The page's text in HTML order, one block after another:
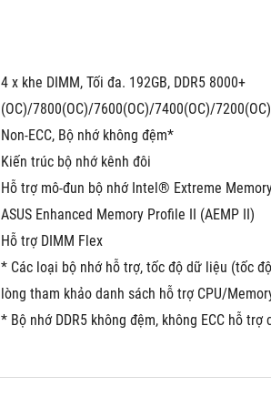
4 x khe DIMM, Tối đa. 192GB, DDR5 8000+
(OC)/7800(OC)/7600(OC)/7400(OC)/
Non-ECC, Bộ nhớ không đệm*
Kiến trúc bộ nhớ kênh đôi
Hỗ trợ mô-đun bộ nhớ Intel® Extreme Memory
ASUS Enhanced Memory Profile II (AEMP II)
Hỗ trợ DIMM Flex
* Các loại bộ nhớ hỗ trợ, tốc độ dữ liệu (tốc
lòng tham khảo danh sách hỗ trợ CPU/
* Bộ nhớ DDR5 không đệm, không ECC hỗ trợ